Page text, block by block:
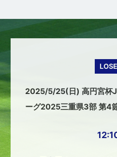
LOSE
2025/5/25(日) 高円宮杯
ーグ2025三重県3部 第4